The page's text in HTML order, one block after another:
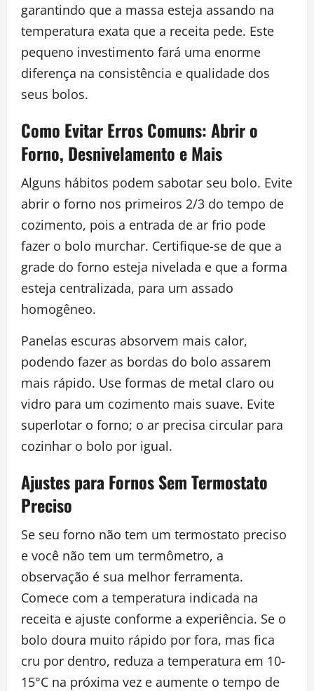
garantindo que a massa esteja assando na
temperatura exata que a receita pede. Este
pequeno investimento fará uma enorme
diferença na consistência e qualidade dos
seus bolos.
Como Evitar Erros Comuns: Abrir o
Forno, Desnivelamento e Mais
Alguns hábitos podem sabotar seu bolo. Evite
abrir o forno nos primeiros 2/3 do tempo de
cozimento, pois a entrada de ar frio pode
fazer o bolo murchar. Certifique-se de que a
grade do forno esteja nivelada e que a forma
esteja centralizada, para um assado
homogêneo.
Panelas escuras absorvem mais calor,
podendo fazer as bordas do bolo assarem
mais rápido. Use formas de metal claro ou
vidro para um cozimento mais suave. Evite
superlotar o forno; o ar precisa circular para
cozinhar o bolo por igual.
Ajustes para Fornos Sem Termostato
Preciso
Se seu forno não tem um termostato preciso
e você não tem um termômetro, a
observação é sua melhor ferramenta.
Comece com a temperatura indicada na
receita e ajuste conforme a experiência. Se o
bolo doura muito rápido por fora, mas fica
cru por dentro, reduza a temperatura em 10-
15°C na próxima vez e aumente o tempo de